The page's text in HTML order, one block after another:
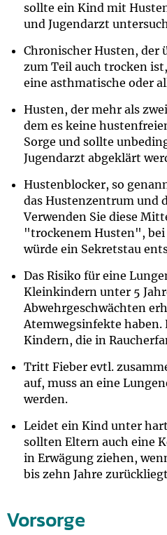
sollte ein Kind mit
und Jugendarzt
Chronischer Husten, der
zum Teil auch trocken
eine asthmatische oder
Husten, der mehr als
dem es keine
Sorge und sollte
Jugendarzt abgeklärt
Hustenblocker, so
das Hustenzentrum und
Verwenden Sie diese
"trockenem Husten",
würde ein Sekretstau
Das Risiko für eine
Kleinkindern unter 5
Abwehrgeschwächten
Atemwegsinfekte haben.
Kindern, die in
Tritt Fieber evtl.
auf, muss an eine
werden.
Leidet ein Kind unter
sollten Eltern auch eine
in Erwägung ziehen,
bis zehn Jahre
Vorsorge